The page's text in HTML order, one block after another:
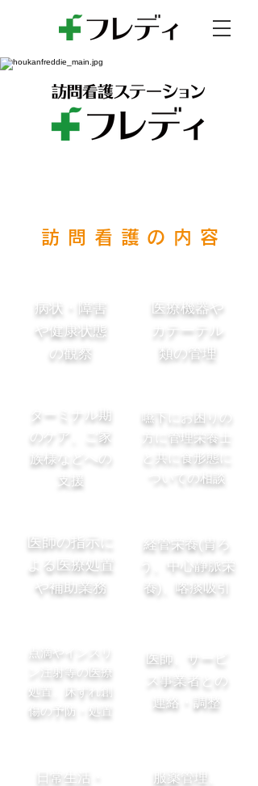
訪問看護の内容
病状・障害
や健康状態
の観察
医療機器や
カテーテル
類の管理
ターミナル期
のケア、ご家
族様などへの
支援
嚥下にお困りの
方に管理栄養士
と共に食形態に
ついての相談
医師の指示に
よる医療処置
や補助業務​
経管栄養(胃ろ
う、中心静脈栄
養)、喀痰吸引
点滴やインスリ
ン注射等の医療
処置、
床ずれ創
傷の予防・処置
医師、サービ
ス事業者との
連絡・調整
日常生活・
服薬管理、